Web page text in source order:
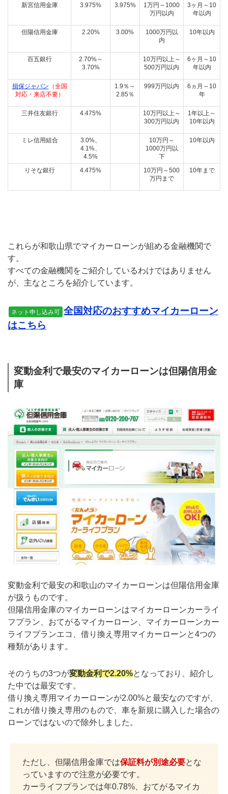
新宮信用金庫 3.975% 3.975%
1万円～1000
万円以内
3ヶ月～10
年以内
但陽信用金庫 2.20% 3.00%
1000万円以
内
10年以内
百五銀行
2.70%～
3.70%
10万円以上～
500万円以内
6ヶ月～10
年以内
損保ジャパン （全国
対応・来店不要）
1.9％～
2.85％
999万円以内
6ヵ月～10
年
三井住友銀行 4.475%
10万円以上～
300万円以内
1年以上～
10年以内
ミレ信用組合
3.0%、
4.1%、
4.5%
10万円～
1000万円以
下
10年以内
りそな銀行 4.475%
10万円～500
万円まで
10年まで
これらが和歌山県でマイカーローンが組める金融機関で
す。
すべての金融機関をご紹介しているわけではありません
が、主なところを紹介しています。
ネット申し込み可 全国対応のおすすめマイカーローン
はこちら
変動金利で最安のマイカーローンは但陽信用金
庫
変動金利で最安の和歌山のマイカーローンは但陽信用金庫
が扱うものです。
但陽信用金庫のマイカーローンはマイカーローンカーライ
フプラン、おてがるマイカーローン、マイカーローンカー
ライフプランエコ、借り換え専用マイカーローンと4つの
種類があります。
そのうちの3つが変動金利で2.20%となっており、紹介し
た中では最安です。
借り換え専用マイカーローンが2.00%と最安なのですが、
これが借り換え専用のもので、車を新規に購入した場合の
ローンではないので除外しました。
ただし、但陽信用金庫では保証料が別途必要とな
っていますので注意が必要です。
カーライフプランでは年0.78%、おてがるマイカ